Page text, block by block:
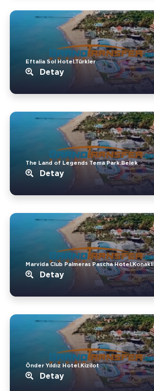
Eftalia Sol Hotel.Türkler
Detay
The Land of Legends Tema Park.Belek
Detay
Marvida Club Palmeras Pascha Hotel.Konakli
Detay
Önder Yıldız Hotel.Kizilot
Detay